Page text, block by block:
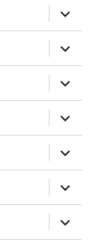
anzeigen
anzeigen
anzeigen
anzeigen
anzeigen
anzeigen
anzeigen